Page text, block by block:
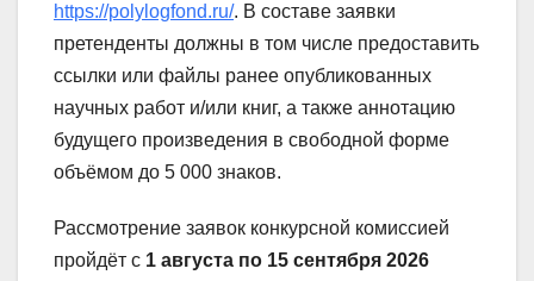
https://polylogfond.ru/. В составе заявки
претенденты должны в том числе предоставить
ссылки или файлы ранее опубликованных
научных работ и/или книг, а также аннотацию
будущего произведения в свободной форме
объёмом до 5 000 знаков.
Рассмотрение заявок конкурсной комиссией
пройдёт с 1 августа по 15 сентября 2026